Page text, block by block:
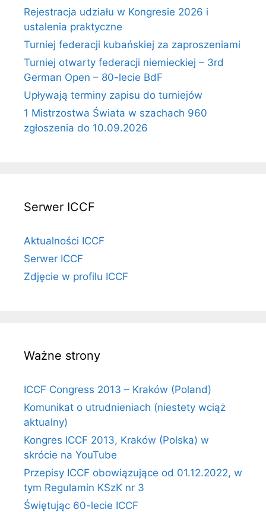
Rejestracja udziału w Kongresie 2026 i
ustalenia praktyczne
Turniej federacji kubańskiej za zaproszeniami
Turniej otwarty federacji niemieckiej – 3rd
German Open – 80-lecie BdF
Upływają terminy zapisu do turniejów
1 Mistrzostwa Świata w szachach 960
zgłoszenia do 10.09.2026
Serwer ICCF
Aktualności ICCF
Serwer ICCF
Zdjęcie w profilu ICCF
Ważne strony
ICCF Congress 2013 – Kraków (Poland)
Komunikat o utrudnieniach (niestety wciąż
aktualny)
Kongres ICCF 2013, Kraków (Polska) w
skrócie na YouTube
Przepisy ICCF obowiązujące od 01.12.2022, w
tym Regulamin KSzK nr 3
Świętując 60-lecie ICCF